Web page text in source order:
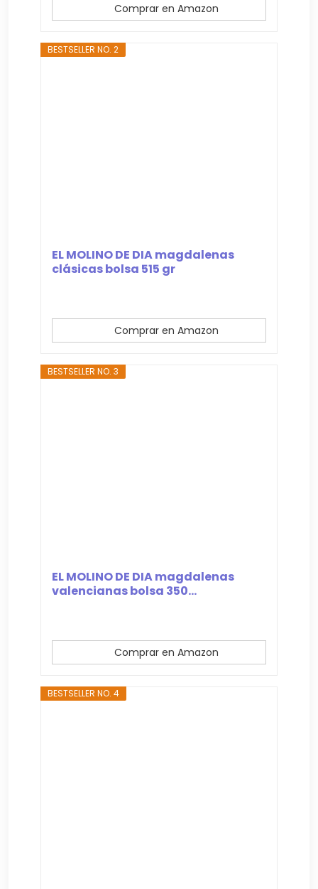
Comprar en Amazon
BESTSELLER NO. 2
EL MOLINO DE DIA magdalenas
clásicas bolsa 515 gr
Comprar en Amazon
BESTSELLER NO. 3
EL MOLINO DE DIA magdalenas
valencianas bolsa 350...
Comprar en Amazon
BESTSELLER NO. 4